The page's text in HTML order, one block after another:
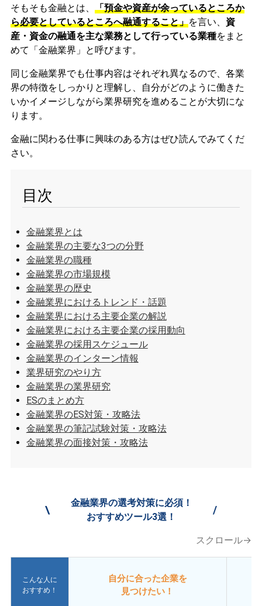
そもそも金融とは、 「預金や資産が余っているところか
ら必要としているところへ融通すること」を言い、 資
産・資金の融通を主な業務として行っている業種をまと
めて「金融業界」と呼びます。
同じ金融業界でも仕事内容はそれぞれ異なるので、各業
界の特徴をしっかりと理解し、自分がどのように働きた
いかイメージしながら業界研究を進めることが大切にな
ります。
金融に関わる仕事に興味のある方はぜひ読んでみてくだ
さい。
目次
金融業界とは
金融業界の主要な3つの分野
金融業界の職種
金融業界の市場規模
金融業界の歴史
金融業界におけるトレンド・話題
金融業界における主要企業の解説
金融業界における主要企業の採用動向
金融業界の採用スケジュール
金融業界のインターン情報
業界研究のやり方
金融業界の業界研究
ESのまとめ方
金融業界のES対策・攻略法
金融業界の筆記試験対策・攻略法
金融業界の面接対策・攻略法
\
金融業界の選考対策に必須！
おすすめツール3選！
/
スクロール→
こんな人に
おすすめ！
自分に合った企業を
見つけたい！